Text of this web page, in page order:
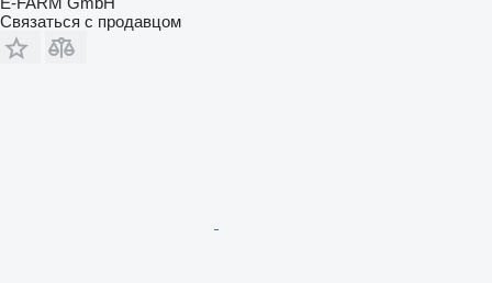
Связаться с продавцом